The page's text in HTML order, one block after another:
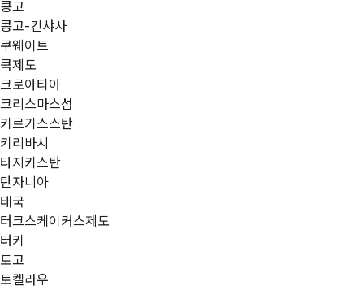
콩고
콩고-킨샤사
쿠웨이트
쿡제도
크로아티아
크리스마스섬
키르기스스탄
키리바시
타지키스탄
탄자니아
태국
터크스케이커스제도
터키
토고
토켈라우